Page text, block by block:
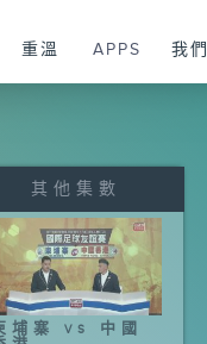
重溫 APPS 我們
其他集數
埔寨 vs 中國